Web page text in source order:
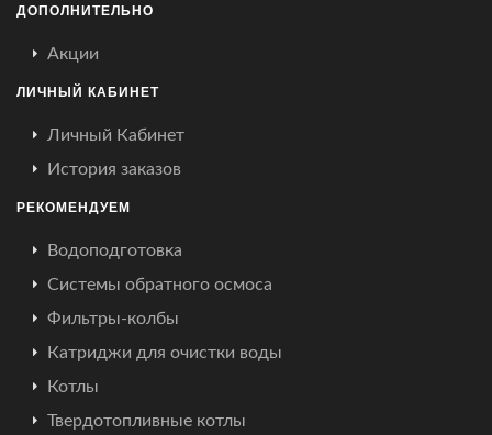
ДОПОЛНИТЕЛЬНО
Акции
ЛИЧНЫЙ КАБИНЕТ
Личный Кабинет
История заказов
РЕКОМЕНДУЕМ
Водоподготовка
Системы обратного осмоса
Фильтры-колбы
Катриджи для очистки воды
Котлы
Твердотопливные котлы